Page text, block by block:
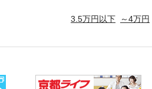
3.5万円以下 ～4万円